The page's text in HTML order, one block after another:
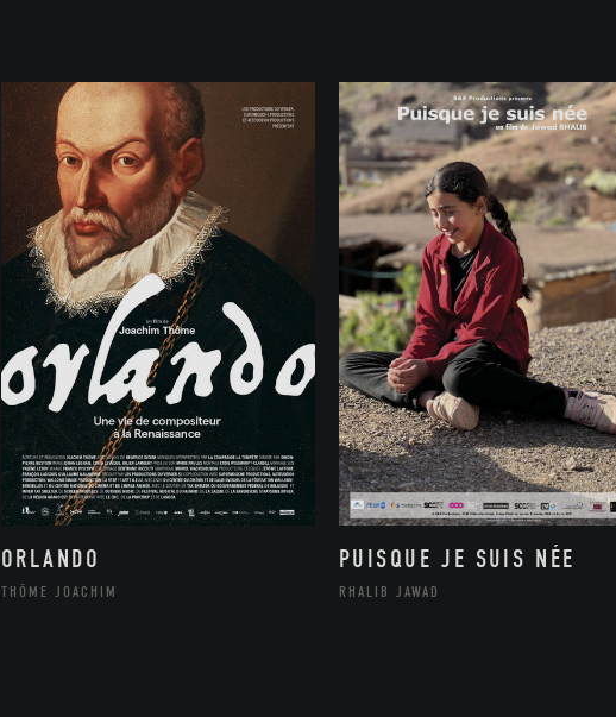
ORLANDO
THÔME JOACHIM
PUISQUE JE SUIS NÉE
RHALIB JAWAD